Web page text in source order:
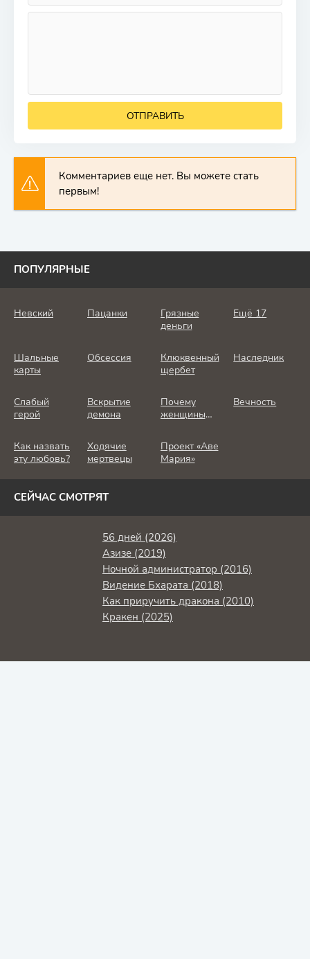
ОТПРАВИТЬ
Комментариев еще нет. Вы можете стать
первым!
ПОПУЛЯРНЫЕ
Невский Пацанки
Грязные
деньги
Ещё 17
Шальные
карты
Обсессия
Клюквенный
щербет
Наследник
Слабый
герой
Вскрытие
демона
Почему
женщины
Вечность
Как назвать
эту любовь?
Ходячие
мертвецы
Проект «Аве
Мария»
СЕЙЧАС СМОТРЯТ
56 дней (2026)
Азизе (2019)
Ночной администратор (2016)
Видение Бхарата (2018)
Как приручить дракона (2010)
Кракен (2025)